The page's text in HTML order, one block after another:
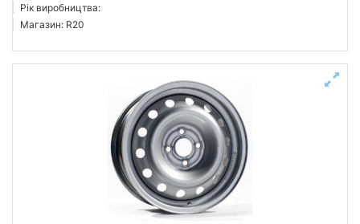
Рік виробництва:
Магазин: R20